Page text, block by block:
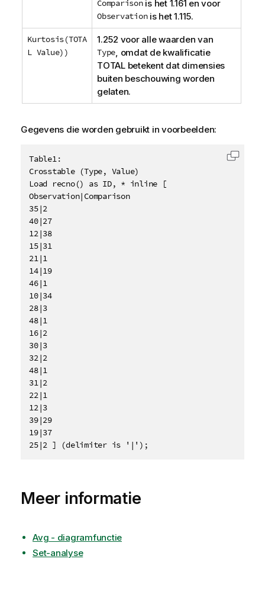
Comparisonis het 1.161 en voor
Observationis het 1.115.
Kurtosis(TOTA
L Value))
1.252 voor alle waarden van
Type, omdat de kwalificatie
TOTALbetekent dat dimensies
buiten beschouwing worden
gelaten.
Gegevens die worden gebruikt in voorbeelden:
Table1:
Crosstable (Type, Value)
Load recno() as ID, * inline [
Observation|Comparison
35|2
40|27
12|38
15|31
21|1
14|19
46|1
10|34
28|3
48|1
16|2
30|3
32|2
48|1
31|2
22|1
12|3
39|29
19|37
25|2 ] (delimiter is '|');
Code
Meer informatie
Avg - diagramfunctie
Set-analyse